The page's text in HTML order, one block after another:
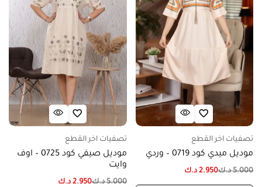
تصفيات اخر القطع
موديل ميدي كود 0719 – وردي
5.000 د.ك2.950 د.ك
تصفيات اخر القطع
موديل صيفي كود 0725 – اوف
وايت
5.000 د.ك2.950 د.ك